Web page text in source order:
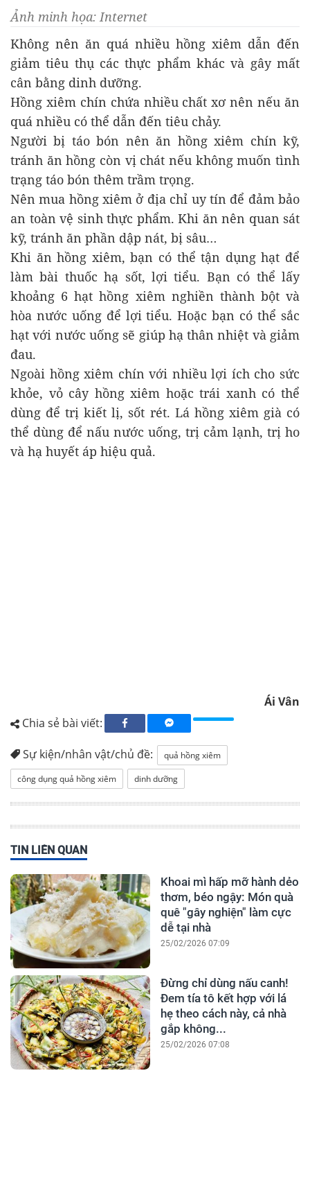
Ảnh minh họa: Internet
Không nên ăn quá nhiều hồng xiêm dẫn đến
giảm tiêu thụ các thực phẩm khác và gây mất
cân bằng dinh dưỡng.
Hồng xiêm chín chứa nhiều chất xơ nên nếu ăn
quá nhiều có thể dẫn đến tiêu chảy.
Người bị táo bón nên ăn hồng xiêm chín kỹ,
tránh ăn hồng còn vị chát nếu không muốn tình
trạng táo bón thêm trầm trọng.
Nên mua hồng xiêm ở địa chỉ uy tín để đảm bảo
an toàn vệ sinh thực phẩm. Khi ăn nên quan sát
kỹ, tránh ăn phần dập nát, bị sâu…
Khi ăn hồng xiêm, bạn có thể tận dụng hạt để
làm bài thuốc hạ sốt, lợi tiểu. Bạn có thể lấy
khoảng 6 hạt hồng xiêm nghiền thành bột và
hòa nước uống để lợi tiểu. Hoặc bạn có thể sắc
hạt với nước uống sẽ giúp hạ thân nhiệt và giảm
đau.
Ngoài hồng xiêm chín với nhiều lợi ích cho sức
khỏe, vỏ cây hồng xiêm hoặc trái xanh có thể
dùng để trị kiết lị, sốt rét. Lá hồng xiêm già có
thể dùng để nấu nước uống, trị cảm lạnh, trị ho
và hạ huyết áp hiệu quả.
Ái Vân
Chia sẻ bài viết:
Sự kiện/nhân vật/chủ đề:
quả hồng xiêm
công dụng quả hồng xiêm
dinh dưỡng
TIN LIÊN QUAN
Khoai mì hấp mỡ hành dẻo
thơm, béo ngậy: Món quà
quê "gây nghiện" làm cực
dễ tại nhà
25/02/2026 07:09
Đừng chỉ dùng nấu canh!
Đem tía tô kết hợp với lá
hẹ theo cách này, cả nhà
gắp không...
25/02/2026 07:08